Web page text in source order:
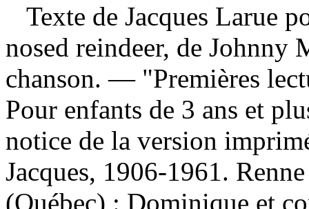
Texte de Jacques Larue
nosed reindeer, de Johnny
chanson. — "Premières
Pour enfants de 3 ans et
notice de la version
Jacques, 1906-1961.
(Québec) : Dominique et